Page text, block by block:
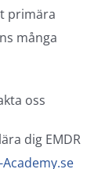
primära
många
oss
dig EMDR
Academy.se